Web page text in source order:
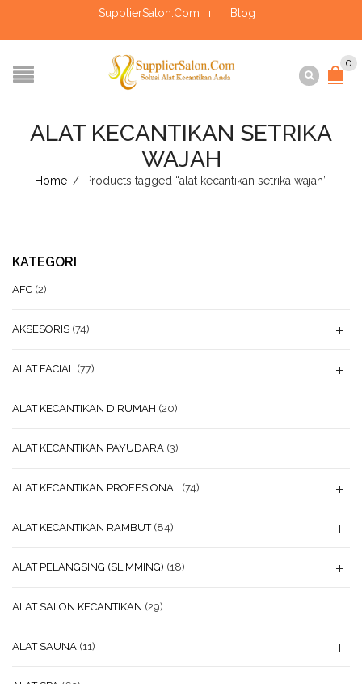
SupplierSalon.Com Blog
0
ALAT KECANTIKAN SETRIKA
WAJAH
Home / Products tagged “alat kecantikan setrika wajah”
KATEGORI
AFC (2)
AKSESORIS (74)
ALAT FACIAL (77)
ALAT KECANTIKAN DIRUMAH (20)
ALAT KECANTIKAN PAYUDARA (3)
ALAT KECANTIKAN PROFESIONAL (74)
ALAT KECANTIKAN RAMBUT (84)
ALAT PELANGSING (SLIMMING) (18)
ALAT SALON KECANTIKAN (29)
ALAT SAUNA (11)